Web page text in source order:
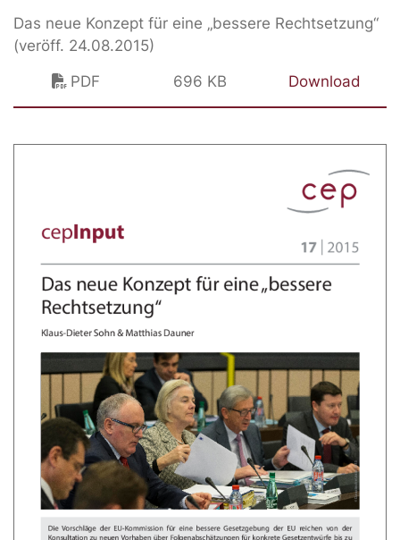
Das neue Konzept für eine „bessere Rechtsetzung“
(veröff. 24.08.2015)
PDF
696 KB Download